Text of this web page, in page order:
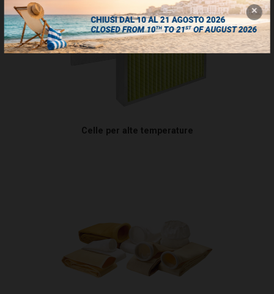
Celle per alte temperature